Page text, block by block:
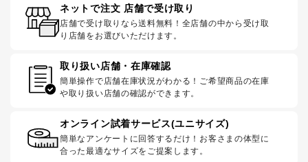
ネットで注文 店舗で受け取り
店舗で受け取りなら送料無料！全店舗の中から受け取
り店舗をお選びいただけます。
取り扱い店舗・在庫確認
簡単操作で店舗在庫状況がわかる！ご希望商品の在庫
や取り扱い店舗の確認ができます。
オンライン試着サービス(ユニサイズ)
簡単なアンケートに回答するだけ！お客さまの体型に
合った最適なサイズをご提案します。